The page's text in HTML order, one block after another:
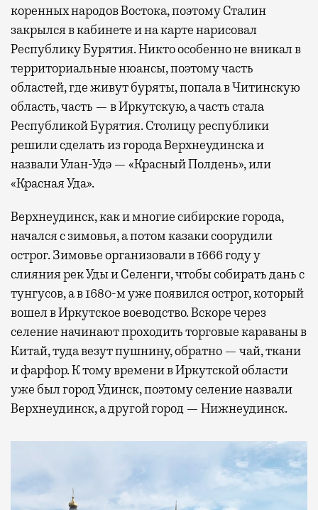
коренных народов Востока, поэтому Сталин
закрылся в кабинете и на карте нарисовал
Республику Бурятия. Никто особенно не вникал в
территориальные нюансы, поэтому часть
областей, где живут буряты, попала в Читинскую
область, часть — в Иркутскую, а часть стала
Республикой Бурятия. Столицу республики
решили сделать из города Верхнеудинска и
назвали Улан-Удэ — «Красный Полдень», или
«Красная Уда».
Верхнеудинск, как и многие сибирские города,
начался с зимовья, а потом казаки соорудили
острог. Зимовье организовали в 1666 году у
слияния рек Уды и Селенги, чтобы собирать дань с
тунгусов, а в 1680-м уже появился острог, который
вошел в Иркутское воеводство. Вскоре через
селение начинают проходить торговые караваны в
Китай, туда везут пушнину, обратно — чай, ткани
и фарфор. К тому времени в Иркутской области
уже был город Удинск, поэтому селение назвали
Верхнеудинск, а другой город — Нижнеудинск.